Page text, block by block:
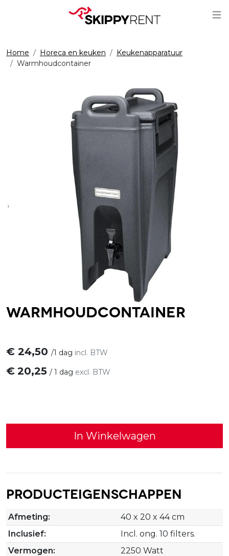
Home Horeca en keuken
Keukenapparatuur
Warmhoudcontainer
Warmhoudcontainer
€ 24,50 /1 dag incl. BTW
€ 20,25 / 1 dag excl. BTW
In Winkelwagen
Producteigenschappen
Afmeting:
40 x 20 x 44 cm
Inclusief:
Incl. ong. 10 filters.
Vermogen:
2250 Watt